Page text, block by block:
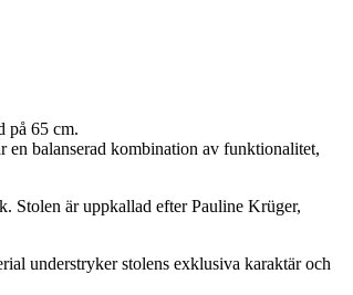
på 65 cm.
en balanserad kombination av funktionalitet,
Stolen är uppkallad efter Pauline Krüger,
understryker stolens exklusiva karaktär och